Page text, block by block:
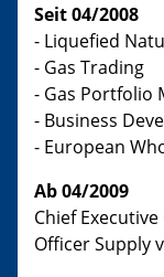
Seit 04/2008
- Liquefied
- Gas Trading
- Gas Portfolio
- Business
- European
Ab 04/2009
Chief
Officer Supply